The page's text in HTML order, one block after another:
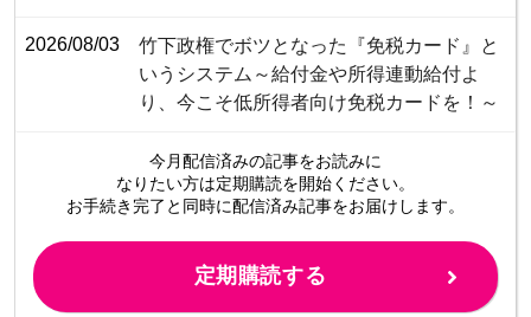
2026/08/03
竹下政権でボツとなった『免税カード』と
いうシステム～給付金や所得連動給付よ
り、今こそ低所得者向け免税カードを！～
今月配信済みの記事をお読みに
なりたい方は定期購読を開始ください。
お手続き完了と同時に配信済み記事をお届けします。
定期購読する